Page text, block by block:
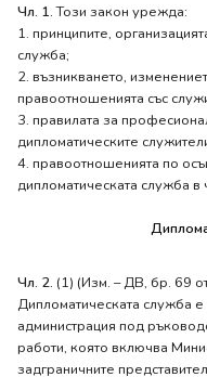
Чл. 1.Този закон урежда:
1. принципите,
служба;
2. възникването,
правоотношенията със
3. правилата за
дипломатическите
4. правоотношенията по
дипломатическата служба в
Чл. 2. (1) (Изм. – ДВ, бр. 69
Дипломатическата служба
администрация под
работи, която включва
задграничните